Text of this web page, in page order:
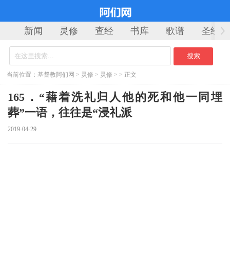
新闻 灵修 查经 书库 歌谱 圣经
当前位置： 基督教阿们网 > 灵修 > 灵修 > > 正文
165．“藉着洗礼归人他的死和他一同埋
葬”一语，往往是“浸礼派
2019-04-29